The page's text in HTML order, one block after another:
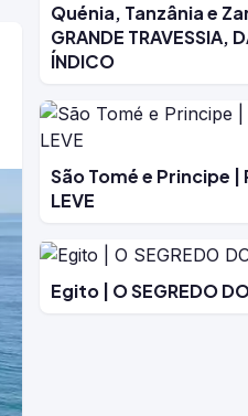
Quénia, Tanzânia e
GRANDE TRAVESSIA,
ÍNDICO
São Tomé e Principe |
LEVE
Egito | O SEGREDO